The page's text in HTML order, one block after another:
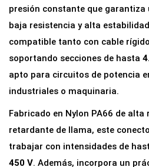
í
a
s
P
presión constante que garantiza
baja resistencia y alta
compatible tanto con cable
soportando secciones de hasta
apto para circuitos de potencia
industriales o maquinaria.
Fabricado en Nylon PA66 de
retardante de llama, este
trabajar con intensidades de
450 V. Además, incorpora un